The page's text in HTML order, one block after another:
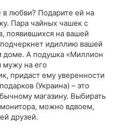
в любви? Подарите ей на
Пара чайных чашек с
появившихся на вашей
идиллию вашей
доме. А подушка «Миллион
мужу на его
придаст ему уверенности
(Украина) – это
магазину. Выбирать
можно вдвоем,
друзей.